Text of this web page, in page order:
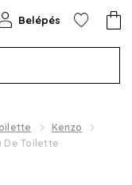
Belépés
Kenzo
De Toilette